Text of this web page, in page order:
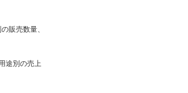
販売数量、
途別の売上